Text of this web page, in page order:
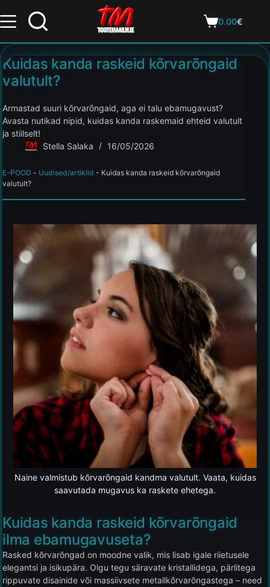
0.00€
Kuidas kanda raskeid kõrvarõngaid
valutult?
Armastad suuri kõrvarõngaid, aga ei talu ebamugavust?
Avasta nutikad nipid, kuidas kanda raskemaid ehteid valutult
ja stiilselt!
Stella Salaka
16/05/2026
E-POOD - Uudised/artiklid - Kuidas kanda raskeid kõrvarõngaid
valutult?
Naine valmistub kõrvarõngaid kandma valutult. Vaata, kuidas
saavutada mugavus ka raskete ehetega.
Kuidas kanda raskeid kõrvarõngaid
ilma ebamugavuseta?
Rasked kõrvarõngad on moodne valik, mis lisab igale riietusele
elegantsi ja isikupära. Olgu tegu säravate kristallidega, pärlitega
rippuvate disainide või massiivsete metallkõrvarõngastega – need